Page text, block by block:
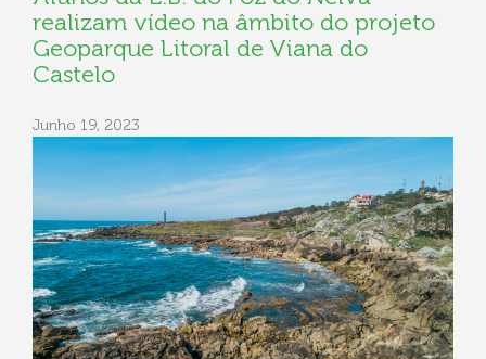
realizam vídeo na âmbito do projeto
Geoparque Litoral de Viana do
Castelo
Junho 19, 2023